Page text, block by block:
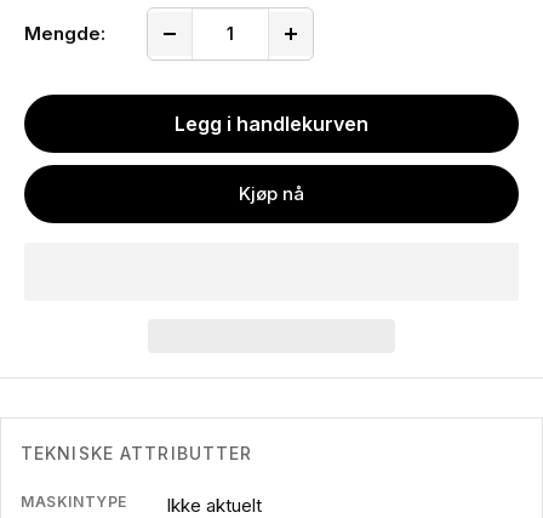
Mengde:
Legg i handlekurven
Kjøp nå
TEKNISKE ATTRIBUTTER
MASKINTYPE Ikke aktuelt